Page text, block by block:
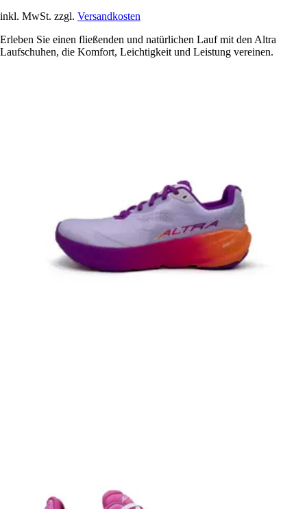
inkl. MwSt. zzgl. Versandkosten
Erleben Sie einen fließenden und natürlichen Lauf mit den Altra
Laufschuhen, die Komfort, Leichtigkeit und Leistung vereinen.